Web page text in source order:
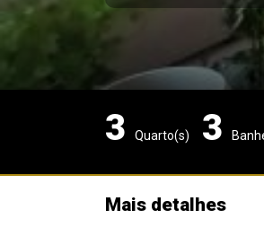
3 Quarto(s) 3
Mais detalhes